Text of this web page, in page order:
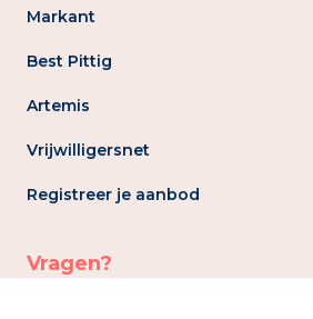
Markant
Best Pittig
Artemis
Vrijwilligersnet
Registreer je aanbod
Vragen?